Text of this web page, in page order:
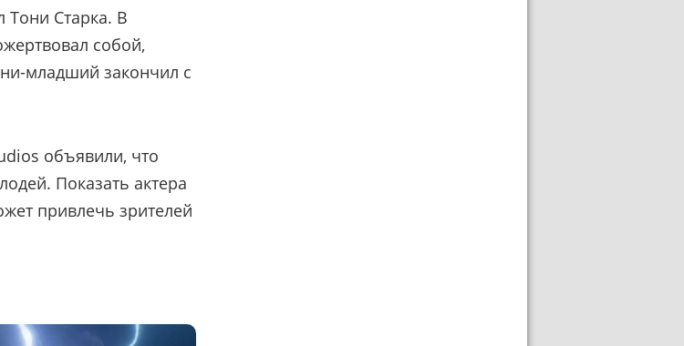
Тони Старка. В
собой,
младший закончил с
объявили, что
Показать актера
привлечь зрителей